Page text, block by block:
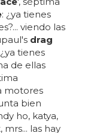
: ¿ya tienes
viendo las
drag
tienes
de ellas
motores
bien
ho, katya,
las hay